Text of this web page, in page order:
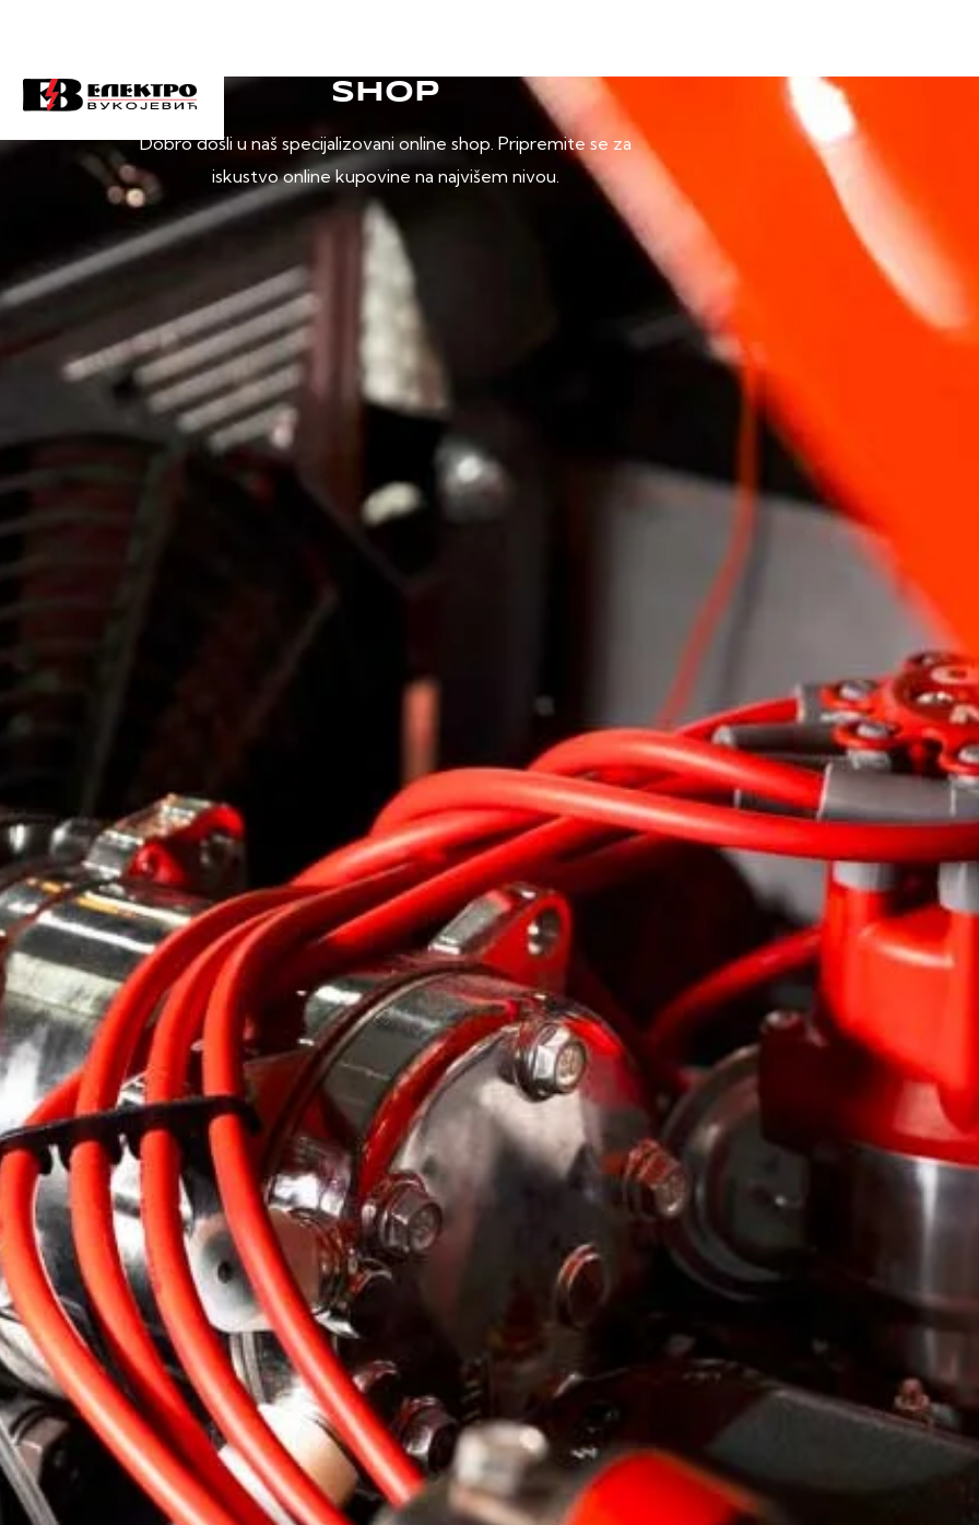
SHOP
Dobro došli u naš specijalizovani online shop. Pripremite se za
iskustvo online kupovine na najvišem nivou.